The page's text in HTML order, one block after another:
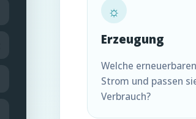
☼
Erzeugung
Welche
Strom und passen
Verbrauch?